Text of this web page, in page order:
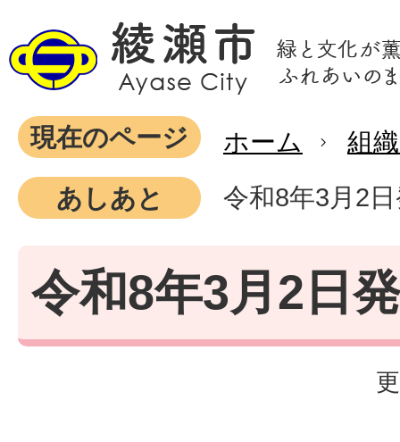
現在のページ ホーム
組
あしあと
令和8年3月2
令和8年3月2日